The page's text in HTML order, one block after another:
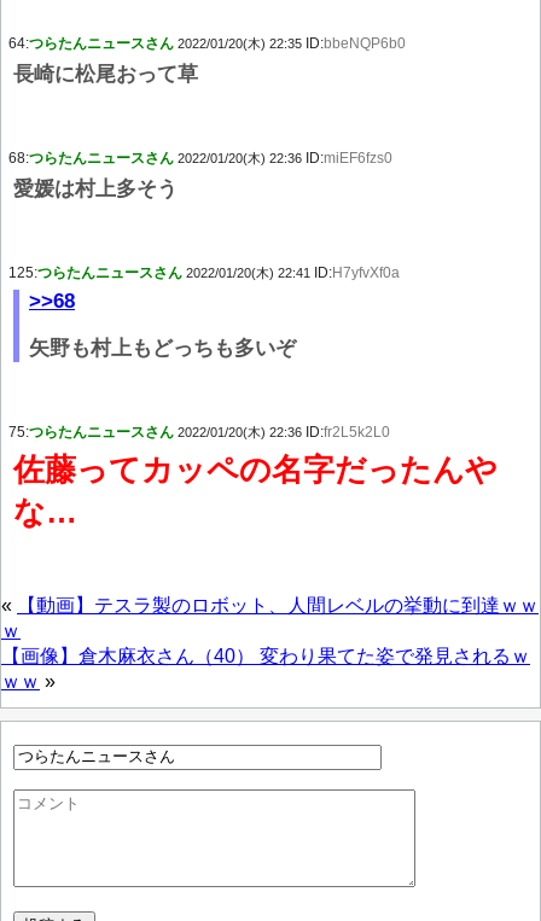
64:つらたんニュースさん 2022/01/20(木) 22:35 ID:bbeNQP6b0
長崎に松尾おって草
68:つらたんニュースさん 2022/01/20(木) 22:36 ID:miEF6fzs0
愛媛は村上多そう
125:つらたんニュースさん 2022/01/20(木) 22:41 ID:H7yfvXf0a
>>68
矢野も村上もどっちも多いぞ
75:つらたんニュースさん 2022/01/20(木) 22:36 ID:fr2L5k2L0
佐藤ってカッペの名字だったんや
な…
«
【動画】テスラ製のロボット、人間レベルの挙動に到達ｗｗ
ｗ
【画像】倉木麻衣さん（40） 変わり果てた姿で発見されるｗ
ｗｗ »